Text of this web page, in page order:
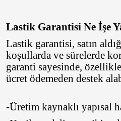
Lastik Garantisi Ne İşe
Lastik garantisi, satın
koşullarda ve sürelerde
garanti sayesinde,
ücret ödemeden destek
-Üretim kaynaklı yapısal
Goodyear
Hankook
Harvester
Kelly